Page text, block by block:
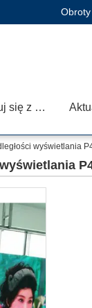
Obroty
Skontaktuj się z nami
wyświetlania